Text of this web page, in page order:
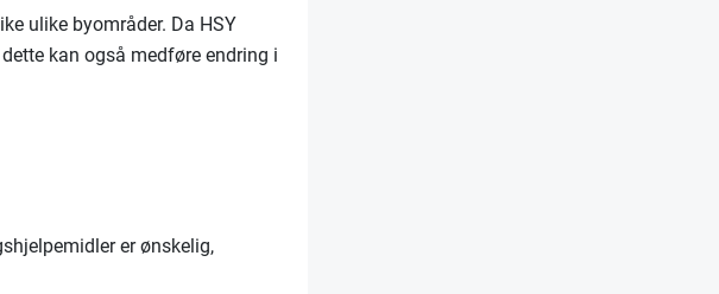
ulike byområder. Da HSY
kan også medføre endring i
er ønskelig,